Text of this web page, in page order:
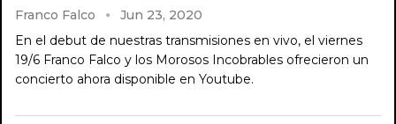
Franco Falco
Jun 23, 2020
En el debut de nuestras transmisiones en vivo, el viernes
19/6 Franco Falco y los Morosos Incobrables ofrecieron un
concierto ahora disponible en Youtube.